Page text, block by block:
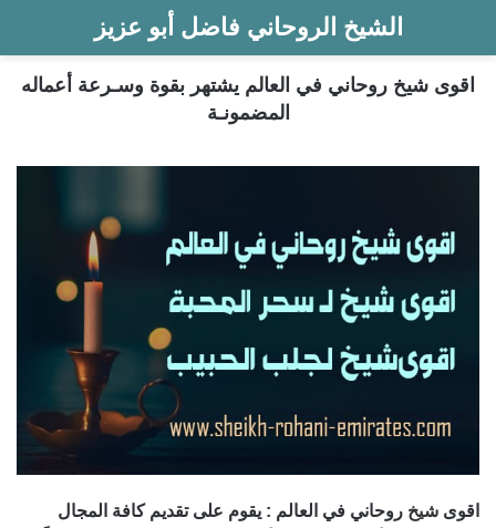
الشيخ الروحاني فاضل أبو عزيز
اقوى شيخ روحاني في العالم يشتهر بقوة وسـرعة أعماله
المضمونـة
اقوى شيخ روحاني في العالم : يقوم على تقديم كافة المجال